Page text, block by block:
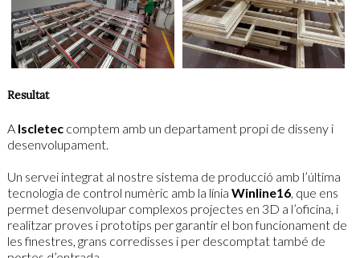
Resultat
A Iscleteccomptem amb un departament propi de disseny i
desenvolupament.
Un servei integrat al nostre sistema de producció amb l’última
tecnologia de control numèric amb la línia Winline16, que ens
permet desenvolupar complexos projectes en 3D a l’oficina, i
realitzar proves i prototips per garantir el bon funcionament de
les finestres, grans corredisses i per descomptat també de